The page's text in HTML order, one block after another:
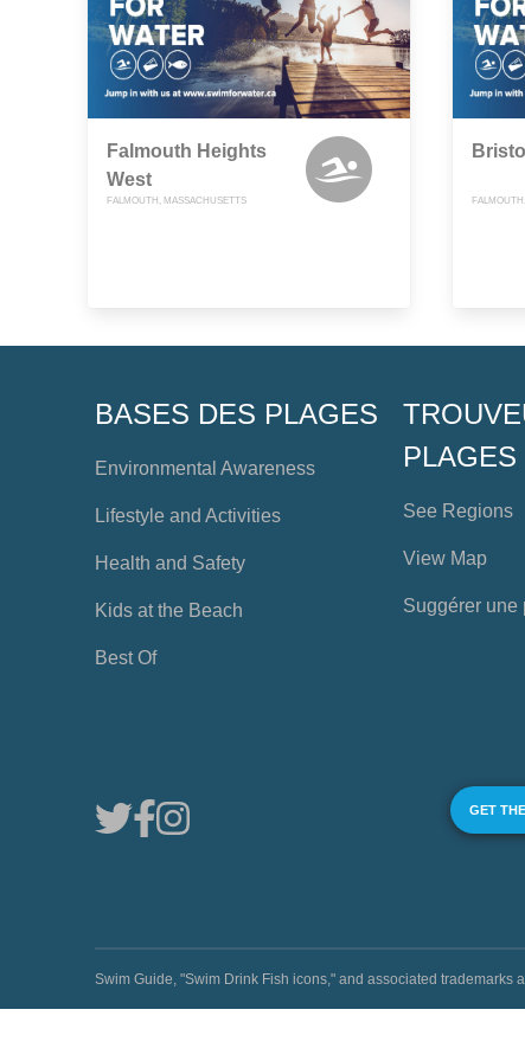
Falmouth Heights
West
FALMOUTH, MASSACHUSETTS
BASES DES PLAGES
Environmental Awareness
Lifestyle and Activities
Health and Safety
Kids at the Beach
Best Of
PLAGES
See Regions
View Map
Suggérer une
GET
Swim Guide, "Swim Drink Fish icons," and associated trademarks